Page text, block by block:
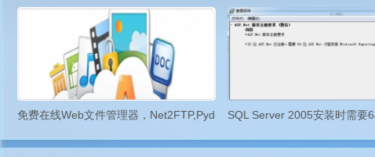
免费在线Web文件管理器，Net2FTP,Pydio,eXtplorer,KodExplorer
SQL Server 2005安装时需要